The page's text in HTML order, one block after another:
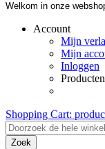
Welkom in onze
Account
Mijn
Mijn
Inloggen
Shopping Cart:
Zoek